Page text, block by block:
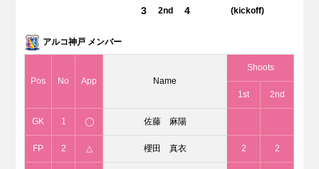
3 2nd 4 (kickoff)
アルコ神戸 メンバー
Pos No App Name
Shoots
1st 2nd
GK 1 ◯ 佐藤 麻陽
FP 2 △ 櫻田 真衣 2 2